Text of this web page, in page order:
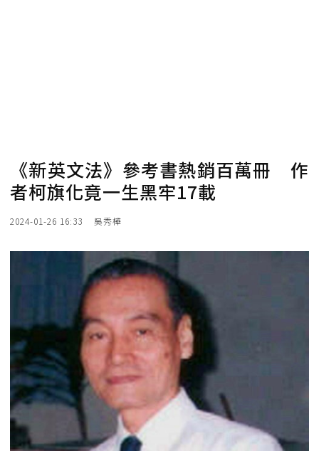
《新英文法》參考書熱銷百萬冊 作
者柯旗化竟一生黑牢17載
2024-01-26 16:33 吳秀樺